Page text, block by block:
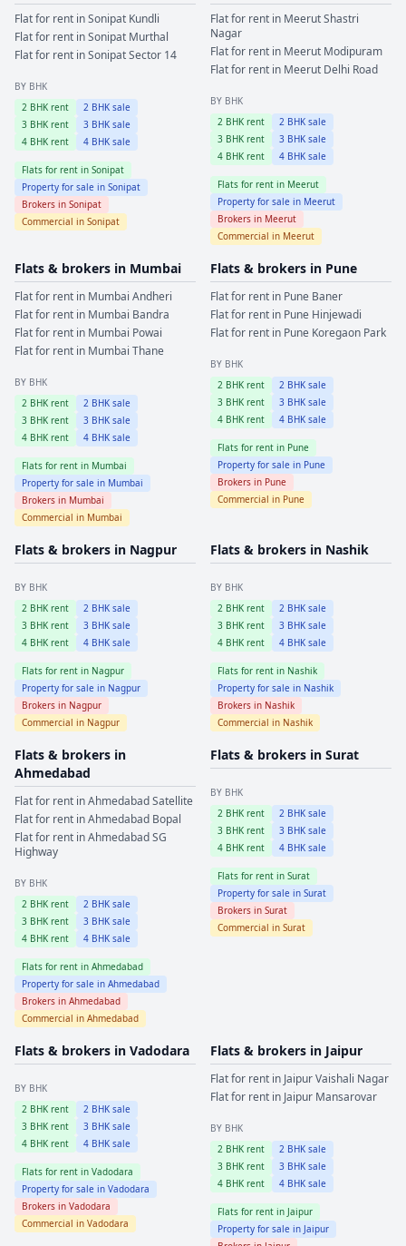
Flat for rent inSonipat Kundli
Flat for rent inSonipat Murthal
Flat for rent inSonipatSector 14
BY BHK
2 BHK rent 2 BHK sale
3 BHK rent 3 BHK sale
4 BHK rent 4 BHK sale
Flats for rent in Sonipat
Property for sale in Sonipat
Brokers in Sonipat
Commercial in Sonipat
Flat for rent in MeerutShastri
Nagar
Flat for rent in Meerut Modipuram
Flat for rent in Meerut Delhi Road
BY BHK
2 BHK rent 2 BHK sale
3 BHK rent 3 BHK sale
4 BHK rent 4 BHK sale
Flats for rent in Meerut
Property for sale in Meerut
Brokers in Meerut
Commercial in Meerut
Flats & brokers in Mumbai
Flat for rent in Mumbai Andheri
Flat for rent in Mumbai Bandra
Flat for rent in Mumbai Powai
Flat for rent in Mumbai Thane
BY BHK
2 BHK rent 2 BHK sale
3 BHK rent 3 BHK sale
4 BHK rent 4 BHK sale
Flats for rent in Mumbai
Property for sale in Mumbai
Brokers in Mumbai
Commercial in Mumbai
Flats & brokers in Pune
Flat for rent in Pune Baner
Flat for rent in Pune Hinjewadi
Flat for rent in Pune Koregaon Park
BY BHK
2 BHK rent 2 BHK sale
3 BHK rent 3 BHK sale
4 BHK rent 4 BHK sale
Flats for rent in Pune
Property for sale in Pune
Brokers in Pune
Commercial in Pune
Flats & brokers in Nagpur
BY BHK
2 BHK rent 2 BHK sale
3 BHK rent 3 BHK sale
4 BHK rent 4 BHK sale
Flats for rent in Nagpur
Property for sale in Nagpur
Brokers in Nagpur
Commercial in Nagpur
Flats & brokers in Nashik
BY BHK
2 BHK rent 2 BHK sale
3 BHK rent 3 BHK sale
4 BHK rent 4 BHK sale
Flats for rent in Nashik
Property for sale in Nashik
Brokers in Nashik
Commercial in Nashik
Flats & brokers in
Ahmedabad
Flat for rent inAhmedabadSatellite
Flat for rent inAhmedabad Bopal
Flat for rent inAhmedabadSG
Highway
BY BHK
2 BHK rent 2 BHK sale
3 BHK rent 3 BHK sale
4 BHK rent 4 BHK sale
Flats for rent in Ahmedabad
Property for sale in Ahmedabad
Brokers in Ahmedabad
Commercial in Ahmedabad
Flats & brokers in Surat
BY BHK
2 BHK rent 2 BHK sale
3 BHK rent 3 BHK sale
4 BHK rent 4 BHK sale
Flats for rent in Surat
Property for sale in Surat
Brokers in Surat
Commercial in Surat
Flats & brokers in Vadodara
BY BHK
2 BHK rent 2 BHK sale
3 BHK rent 3 BHK sale
4 BHK rent 4 BHK sale
Flats for rent in Vadodara
Property for sale in Vadodara
Brokers in Vadodara
Commercial in Vadodara
Flats & brokers in Jaipur
Flat for rent in JaipurVaishali Nagar
Flat for rent in Jaipur Mansarovar
BY BHK
2 BHK rent 2 BHK sale
3 BHK rent 3 BHK sale
4 BHK rent 4 BHK sale
Flats for rent in Jaipur
Property for sale in Jaipur